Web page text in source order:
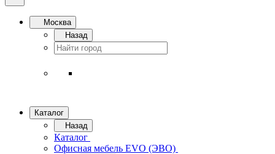
Москва
Назад
Каталог
Назад
Каталог
Офисная мебель EVO (ЭВО)